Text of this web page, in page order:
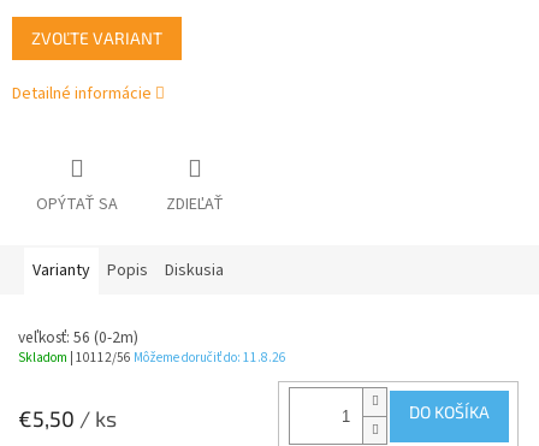
Jednotková
cena:
ZVOĽTE VARIANT
Detailné informácie
OPÝTAŤ SA ZDIEĽAŤ
Varianty Popis Diskusia
veľkosť: 56 (0-2m)
Skladom | 10112/56 Môžeme doručiť do: 11.8.26
€5,50 / ks DO KOŠÍKA